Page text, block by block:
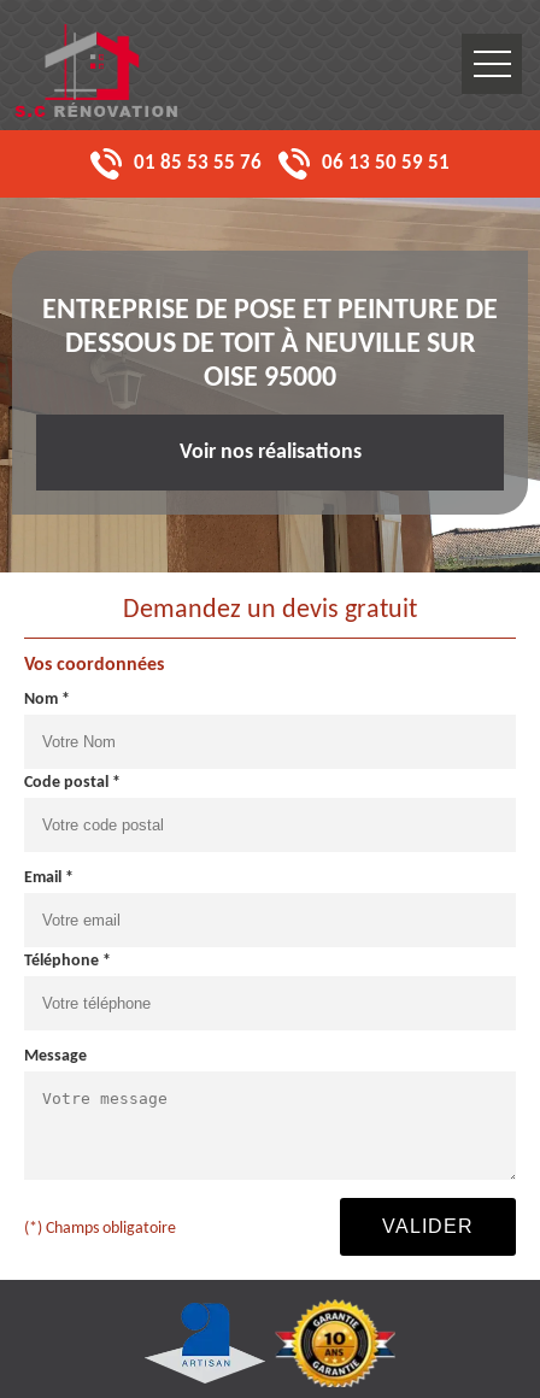
01 85 53 55 76 06 13 50 59 51
ENTREPRISE DE POSE ET PEINTURE DE
DESSOUS DE TOIT À NEUVILLE SUR
OISE 95000
Voir nos réalisations
Demandez un devis gratuit
Vos coordonnées
Nom *
Code postal *
Email *
Téléphone *
Message
(*) Champs obligatoire